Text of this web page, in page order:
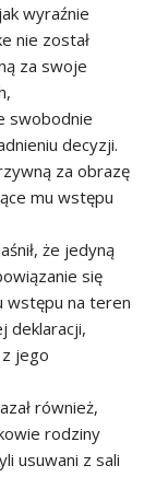
wyraźnie
nie został
za swoje
swobodnie
decyzji.
za obrazę
mu wstępu
że jedyną
się
wstępu na teren
deklaracji,
jego
również,
rodziny
usuwani z sali